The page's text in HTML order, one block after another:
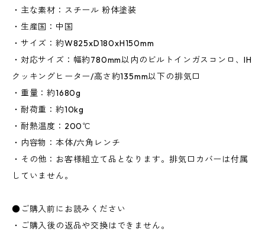
・主な素材：スチール 粉体塗装
・生産国：中国
・サイズ：約W825xD180xH150mm
・対応サイズ：幅約780mm以内のビルトインガスコンロ、IH
クッキングヒーター/高さ約135mm以下の排気口
・重量：約1680g
・耐荷重：約10kg
・耐熱温度：200℃
・内容物：本体/六角レンチ
・その他：お客様組立て品となります。排気口カバーは付属
していません。
●ご購入前にお読みください
・ご購入後の返品や交換はできません。